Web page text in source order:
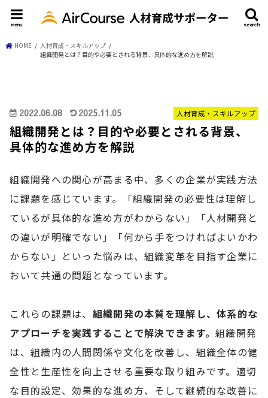
search
menu
HOME
人材育成・スキルアップ
組織開発とは？目的や必要とされる背景、具体的な進め方を解説
人材育成・スキルアップ
2022.06.08 2025.11.05
組織開発とは？目的や必要とされる背景、
具体的な進め方を解説
組織開発への関心が高まる中、多くの企業が実践方法
に課題を感じています。「組織開発の必要性は理解し
ているが具体的な進め方がわからない」「人材開発と
の違いが明確でない」「何から手をつければよいかわ
からない」といった悩みは、組織変革を目指す企業に
おいて共通の問題となっています。
これらの課題は、 組織開発の本質を理解し、体系的な
アプローチを実践することで解決できます。組織開発
は、組織内の人間関係や文化を改善し、組織全体の健
全性と生産性を向上させる重要な取り組みです。適切
な目的設定、効果的な進め方、そして継続的な改善に